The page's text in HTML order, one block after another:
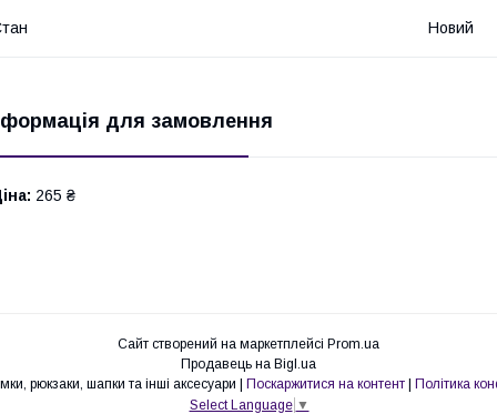
Новий
для замовлення
265 ₴
Сайт створений на маркетплейсі Prom.ua
Продавець на Bigl.ua
Pull Store - Cумки, рюкзаки, шапки та інші аксесуари | Поскаржитися на контент | Політика
Select Language ▼